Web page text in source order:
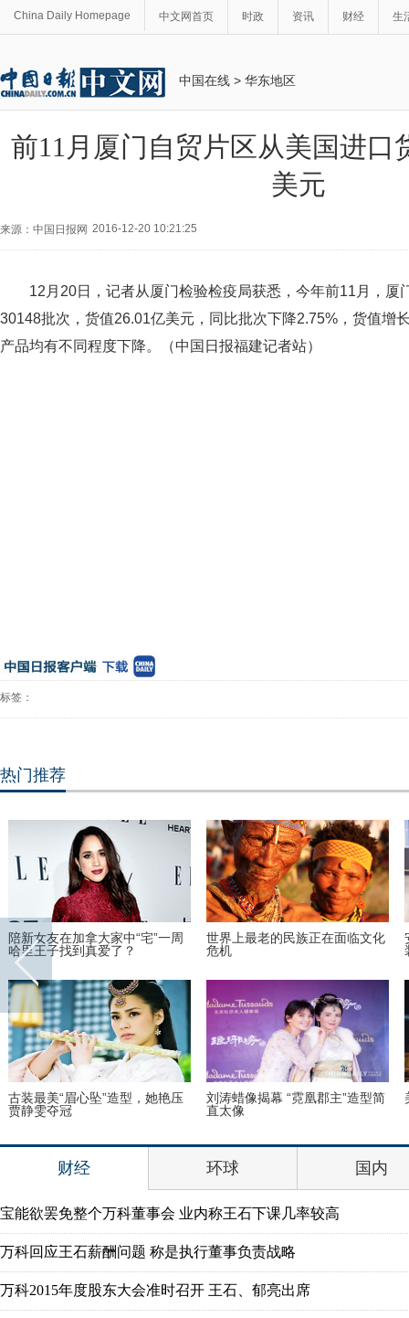
China Daily Homepage 中文网首页 时政 资讯 财经 生
中国在线 > 华东地区
前11月厦门自贸片区从美国进口
美元
来源：中国日报网 2016-12-20 10:21:25
12月20日，记者从厦门检验检疫局获悉，今年前11月，厦
30148批次，货值26.01亿美元，同比批次下降2.75%，货值增
产品均有不同程度下降。（中国日报福建记者站）
标签：
热门推荐
陪新女友在加拿大家中“宅”一周
哈里王子找到真爱了？
世界上最老的民族正在面临文化
危机
古装最美“眉心坠”造型，她艳压
贾静雯夺冠
刘涛蜡像揭幕 “霓凰郡主”造型简
直太像
财经 环球 国内
宝能欲罢免整个万科董事会 业内称王石下课几率较高
万科回应王石薪酬问题 称是执行董事负责战略
万科2015年度股东大会准时召开 王石、郁亮出席